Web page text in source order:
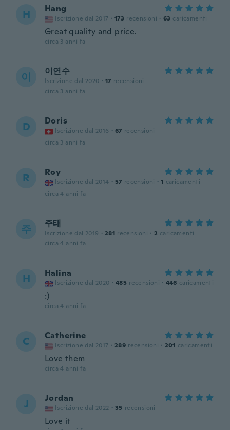
H Hang
Iscrizione dal 2017 · 173 recensioni · 63 caricamenti
Great quality and price.
circa 3 anni fa
이 이연수
Iscrizione dal 2020 · 17 recensioni
circa 3 anni fa
D Doris
Iscrizione dal 2016 · 67 recensioni
circa 3 anni fa
R Roy
Iscrizione dal 2014 · 57 recensioni · 1 caricamenti
circa 4 anni fa
주 주태
Iscrizione dal 2019 · 281 recensioni · 2 caricamenti
circa 4 anni fa
H Halina
Iscrizione dal 2020 · 485 recensioni · 446 caricamenti
:)
circa 4 anni fa
C Catherine
Iscrizione dal 2017 · 289 recensioni · 201 caricamenti
Love them
circa 4 anni fa
J Jordan
Iscrizione dal 2022 · 35 recensioni
Love it